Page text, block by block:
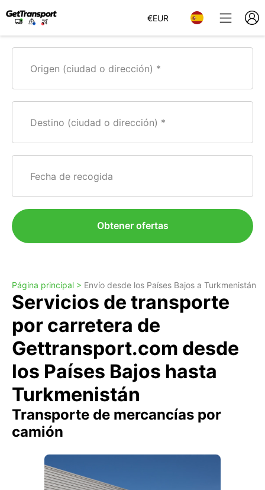
€EUR
Origen (ciudad o dirección)
Destino (ciudad o dirección)
Fecha de recogida
Obtener ofertas
Página principal > Envío desde los Países Bajos a Turkmenistán
Servicios de transporte
por carretera de
Gettransport.com desde
los Países Bajos hasta
Turkmenistán
Transporte de mercancías por
camión